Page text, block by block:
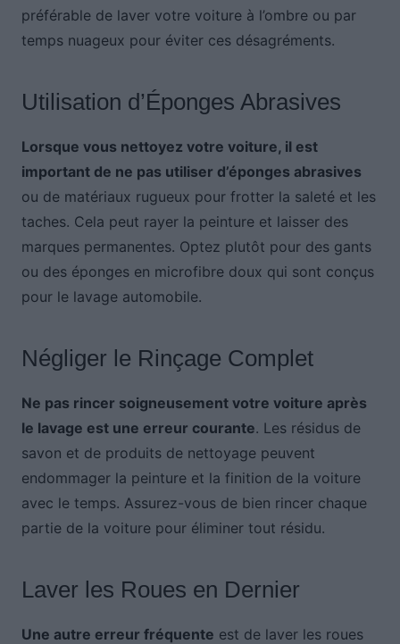
préférable de laver votre voiture à l’ombre ou par
temps nuageux pour éviter ces désagréments.
Utilisation d’Éponges Abrasives
Lorsque vous nettoyez votre voiture, il est
important de ne pas utiliser d’éponges abrasives
ou de matériaux rugueux pour frotter la saleté et les
taches. Cela peut rayer la peinture et laisser des
marques permanentes. Optez plutôt pour des gants
ou des éponges en microfibre doux qui sont conçus
pour le lavage automobile.
Négliger le Rinçage Complet
Ne pas rincer soigneusement votre voiture après
le lavage est une erreur courante. Les résidus de
savon et de produits de nettoyage peuvent
endommager la peinture et la finition de la voiture
avec le temps. Assurez-vous de bien rincer chaque
partie de la voiture pour éliminer tout résidu.
Laver les Roues en Dernier
Une autre erreur fréquente est de laver les roues